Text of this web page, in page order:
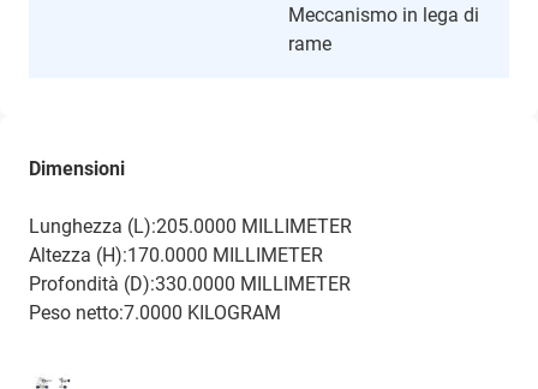
Meccanismo in lega di
rame
Dimensioni
Lunghezza (L):205.0000 MILLIMETER
Altezza (H):170.0000 MILLIMETER
Profondità (D):330.0000 MILLIMETER
Peso netto:7.0000 KILOGRAM